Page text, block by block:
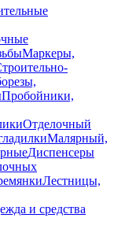
Маркеры,
Пробойники,
Отделочный
Малярный,
Диспенсеры
Лестницы,
и средства